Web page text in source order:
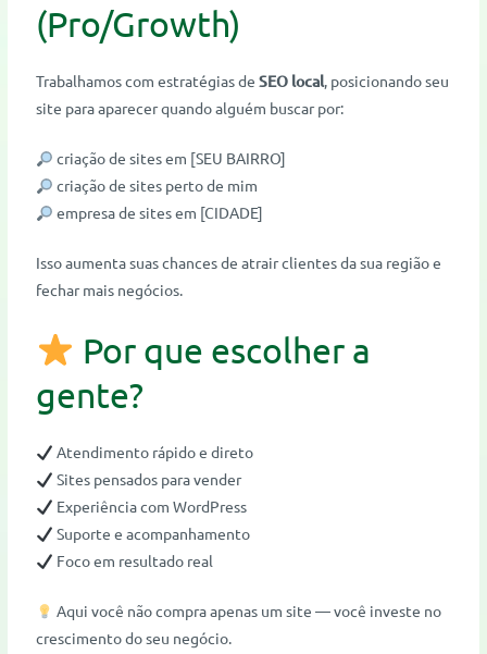
(Pro/Growth)
Trabalhamos com estratégias de SEO local, posicionando seu
site para aparecer quando alguém buscar por:
criação de sites em [SEU BAIRRO]
criação de sites perto de mim
empresa de sites em [CIDADE]
Isso aumenta suas chances de atrair clientes da sua região e
fechar mais negócios.
Por que escolher a
gente?
Atendimento rápido e direto
Sites pensados para vender
Experiência com WordPress
Suporte e acompanhamento
Foco em resultado real
Aqui você não compra apenas um site — você investe no
crescimento do seu negócio.